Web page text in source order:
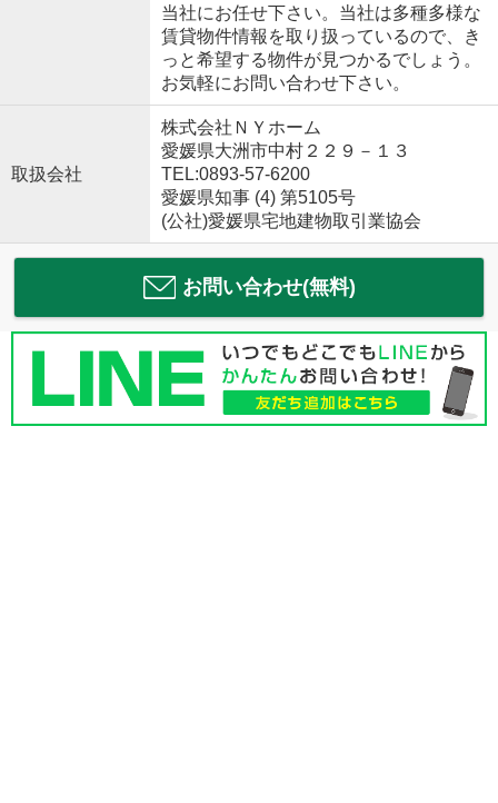
当社にお任せ下さい。当社は多種多様な
賃貸物件情報を取り扱っているので、き
っと希望する物件が見つかるでしょう。
お気軽にお問い合わせ下さい。
取扱会社
株式会社ＮＹホーム
愛媛県大洲市中村２２９－１３
TEL:0893-57-6200
愛媛県知事 (4) 第5105号
(公社)愛媛県宅地建物取引業協会
お問い合わせ(無料)